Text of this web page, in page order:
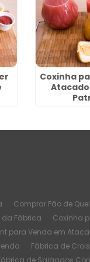
Coxinha
Comprar Pão de
da Fábrica
Coxinha
para Venda em
Fábrica de
de Salgados